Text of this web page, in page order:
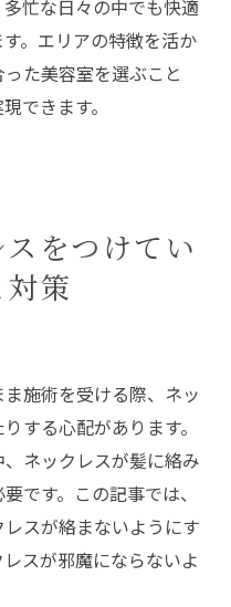
忙な日々の中でも快適
。エリアの特徴を活か
た美容室を選ぶこと
できます。
をつけてい
対策
施術を受ける際、ネッ
する心配があります。
ネックレスが髪に絡み
です。この記事では、
スが絡まないようにす
スが邪魔にならないよ